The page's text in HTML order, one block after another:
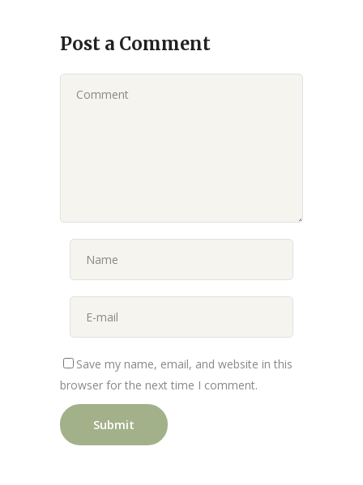
Post a Comment
Save my name, email, and website in this
browser for the next time I comment.